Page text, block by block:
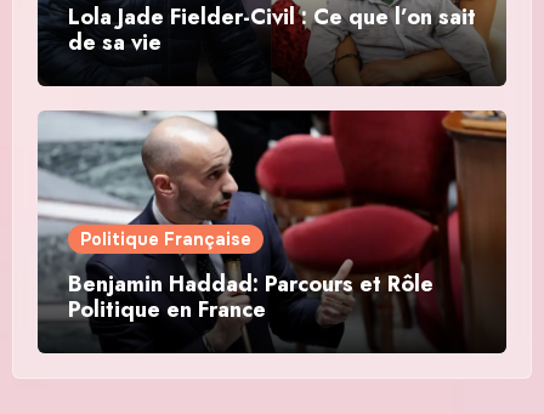
Lola Jade Fielder-Civil : Ce que l’on sait
de sa vie
Politique Française
Benjamin Haddad: Parcours et Rôle
Politique en France